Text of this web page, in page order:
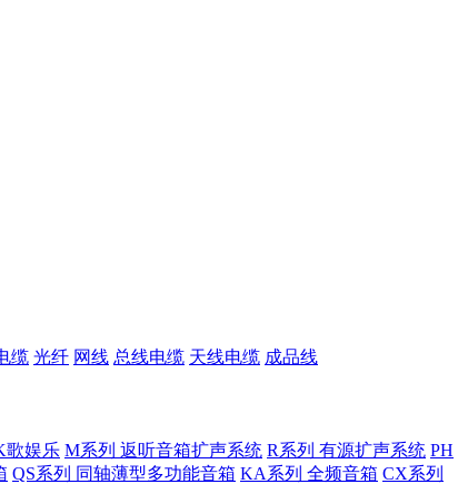
缆 光纤 网线 总线电缆 天线电缆 成品线
歌娱乐 M系列 返听音箱扩声系统 R系列 有源扩声系统 PH
QS系列 同轴薄型多功能音箱 KA系列 全频音箱 CX系列